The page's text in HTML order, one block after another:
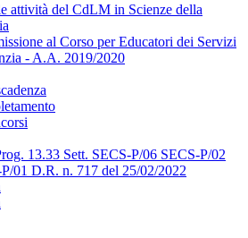
attività del CdLM in Scienze della
al Corso per Educatori dei Servizi
- A.A. 2019/2020
13.33 Sett. SECS-P/06 SECS-P/02
01 D.R. n. 717 del 25/02/2022